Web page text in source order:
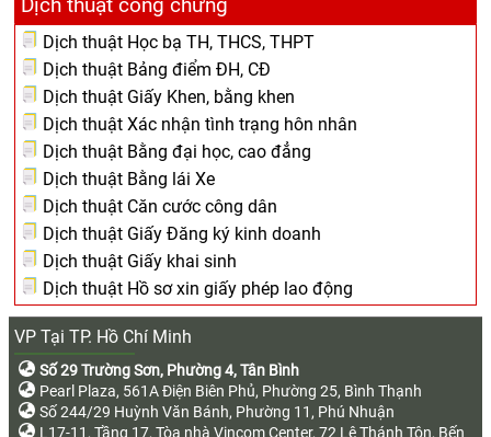
Dịch thuật công chứng
Dịch thuật Học bạ TH, THCS, THPT
Dịch thuật Bảng điểm ĐH, CĐ
Dịch thuật Giấy Khen, bằng khen
Dịch thuật Xác nhận tình trạng hôn nhân
Dịch thuật Bằng đại học, cao đẳng
Dịch thuật Bằng lái Xe
Dịch thuật Căn cước công dân
Dịch thuật Giấy Đăng ký kinh doanh
Dịch thuật Giấy khai sinh
Dịch thuật Hồ sơ xin giấy phép lao động
VP Tại TP. Hồ Chí Minh
Số 29 Trường Sơn, Phường 4, Tân Bình
Pearl Plaza, 561A Điện Biên Phủ, Phường 25, Bình Thạnh
Số 244/29 Huỳnh Văn Bánh, Phường 11, Phú Nhuận
L17-11, Tầng 17, Tòa nhà Vincom Center, 72 Lê Thánh Tôn, Bến